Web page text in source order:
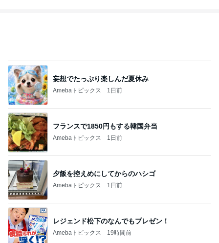
妄想でたっぷり楽しんだ夏休み
Amebaトピックス 1日前
フランスで1850円もする韓国弁当
Amebaトピックス 1日前
夕飯を控えめにしてからのハシゴ
Amebaトピックス 1日前
レジェンド松下のなんでもプレゼン！
Amebaトピックス 19時間前